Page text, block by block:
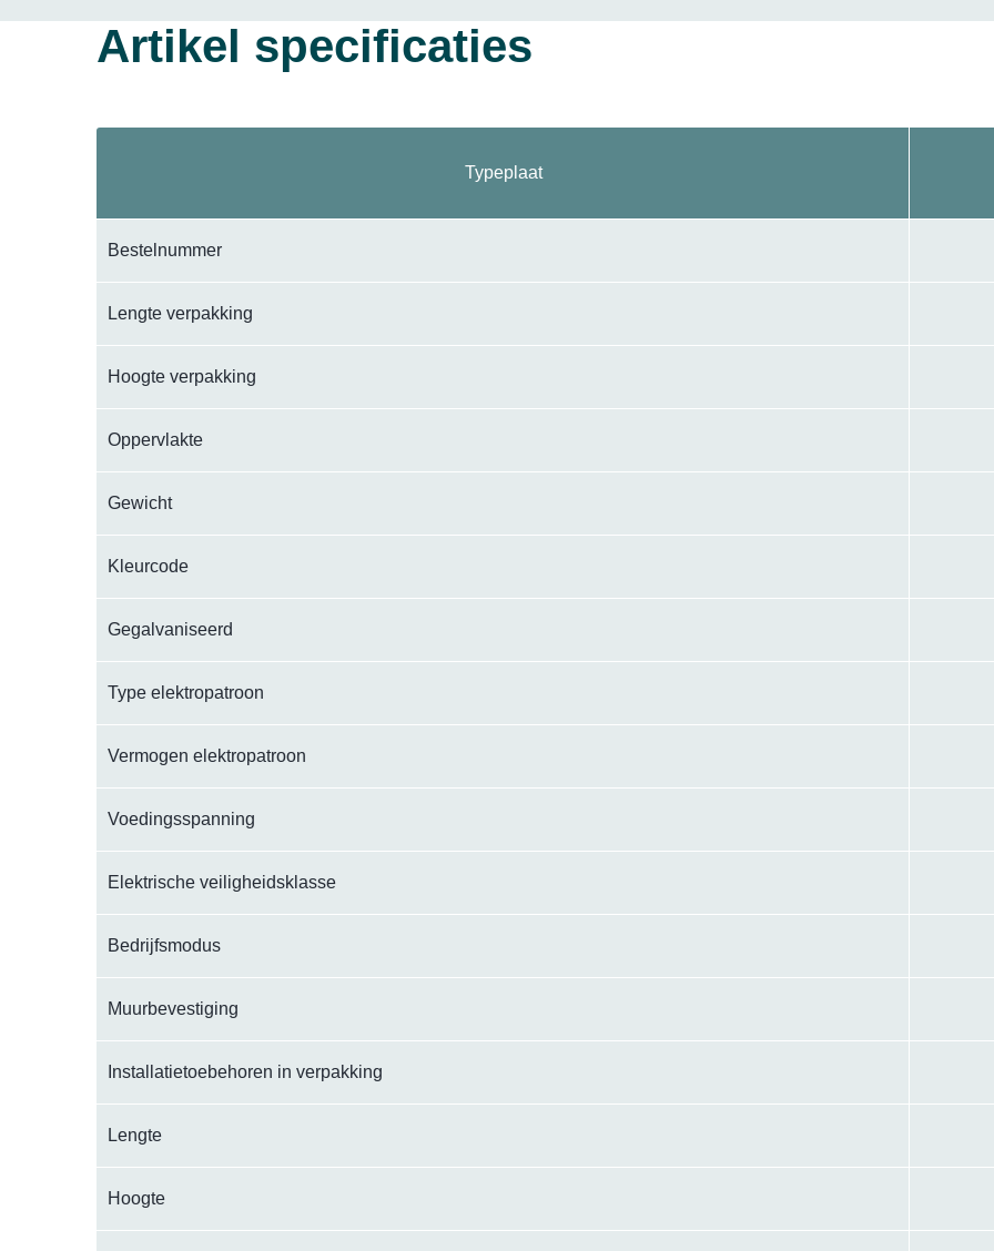
Artikel specificaties
Typeplaat
Bestelnummer
Lengte verpakking
Hoogte verpakking
Oppervlakte
Gewicht
Kleurcode
Gegalvaniseerd
Type elektropatroon
Vermogen elektropatroon
Voedingsspanning
Elektrische veiligheidsklasse
Bedrijfsmodus
Muurbevestiging
Installatietoebehoren in verpakking
Lengte
Hoogte